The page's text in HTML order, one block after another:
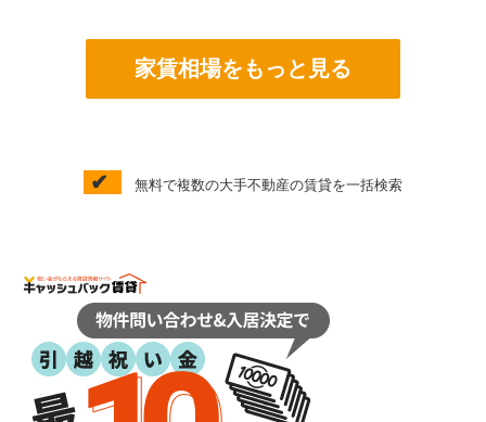
家賃相場をもっと見る
✔ 無料で複数の大手不動産の賃貸を一括検索